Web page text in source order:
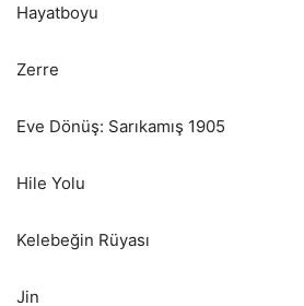
Hayatboyu
Zerre
Eve Dönüş: Sarıkamış 1905
Hile Yolu
Kelebeğin Rüyası
Jin